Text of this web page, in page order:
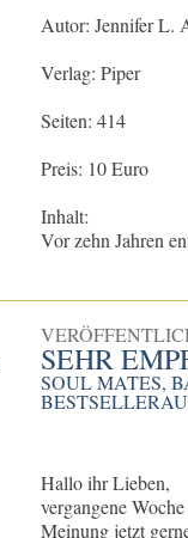
Autor: Jennifer L.
Verlag: Piper
Seiten: 414
Preis: 10 Euro
Inhalt:
Vor zehn Jahren
SEHR
SOUL MATES,
Hallo ihr Lieben,
vergangene
Meinung jetzt